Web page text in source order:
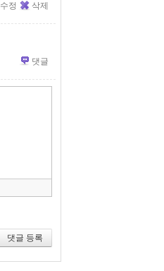
수정 삭제
댓글
뛰
댓글 등록